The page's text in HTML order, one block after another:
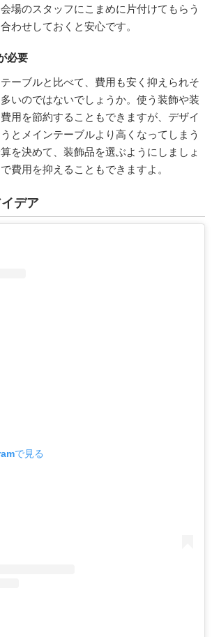
場のスタッフにこまめに片付けてもらう
わせしておくと安心です。
必要
ーブルと比べて、費用も安く抑えられそ
いのではないでしょうか。使う装飾や装
用を節約することもできますが、デザイ
とメインテーブルより高くなってしまう
を決めて、装飾品を選ぶようにしましょ
費用を抑えることもできますよ。
デア
で見る